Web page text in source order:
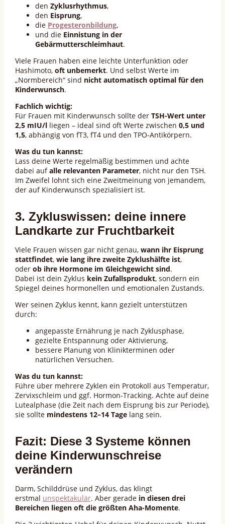
den Zyklusrhythmus,
den Eisprung,
die Progesteronbildung,
und die Einnistung in der
Gebärmutterschleimhaut.
Viele Frauen haben eine leichte Unterfunktion oder
Hashimoto, oft unbemerkt. Und selbst Werte im
„Normbereich“ sind nicht automatisch optimal für den
Kinderwunsch.
Fachlich wichtig:
Für Frauen mit Kinderwunsch sollte der TSH-Wert unter
2,5 mIU/lliegen – ideal sind oft Werte zwischen 0,5 und
1,5, abhängig von fT3, fT4 und den TPO-Antikörpern.
Was du tun kannst:
Lass deine Werte regelmäßig bestimmen und achte
dabei aufalle relevanten Parameter, nicht nur den TSH.
Im Zweifel lohnt sich eine Zweitmeinung von jemandem,
der auf Kinderwunsch spezialisiert ist.
3. Zykluswissen: deine innere
Landkarte zur Fruchtbarkeit
Viele Frauen wissen gar nicht genau, wann ihr Eisprung
stattfindet, wie lang ihre zweite Zyklushälfte ist,
oder ob ihre Hormone im Gleichgewicht sind.
Dabei ist dein Zyklus kein Zufallsprodukt, sondern ein
Spiegel deines hormonellen und emotionalen Zustands.
Wer seinen Zyklus kennt, kann gezielt unterstützen
durch:
angepasste Ernährung je nach Zyklusphase,
gezielte Entspannung oder Aktivierung,
bessere Planung von Klinikterminen oder
natürlichen Versuchen.
Was du tun kannst:
Führe über mehrere Zyklen ein Protokoll aus Temperatur,
Zervixschleim und ggf. Hormon-Tracking. Achte auf deine
Lutealphase (die Zeit nach dem Eisprung bis zur Periode),
sie sollte mindestens 12–14 Tagelang sein.
Fazit: Diese 3 Systeme können
deine Kinderwunschreise
verändern
Darm, Schilddrüse und Zyklus, das klingt
erstmal unspektakulär. Aber gerade in diesen drei
Bereichen liegen oft die größten Aha-Momente.